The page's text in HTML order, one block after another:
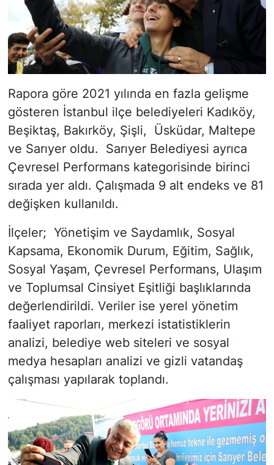
Rapora göre 2021 yılında en fazla gelişme
gösteren İstanbul ilçe belediyeleri Kadıköy,
Beşiktaş, Bakırköy, Şişli, Üsküdar, Maltepe
ve Sarıyer oldu. Sarıyer Belediyesi ayrıca
Çevresel Performans kategorisinde birinci
sırada yer aldı. Çalışmada 9 alt endeks ve 81
değişken kullanıldı.
İlçeler; Yönetişim ve Saydamlık, Sosyal
Kapsama, Ekonomik Durum, Eğitim, Sağlık,
Sosyal Yaşam, Çevresel Performans, Ulaşım
ve Toplumsal Cinsiyet Eşitliği başlıklarında
değerlendirildi. Veriler ise yerel yönetim
faaliyet raporları, merkezi istatistiklerin
analizi, belediye web siteleri ve sosyal
medya hesapları analizi ve gizli vatandaş
çalışması yapılarak toplandı.